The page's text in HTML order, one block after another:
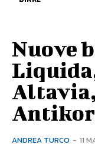
Nuove
ANDREA TURCO - 11